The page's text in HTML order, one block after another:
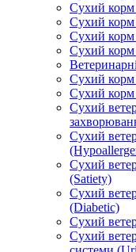
Сухий корм
Сухий корм
Сухий корм
Сухий корм
Сухий
Сухий корм
Сухий
Сухий
Сухий
(Satiety)
Сухий
(Diabetic)
Сухий
Сухий